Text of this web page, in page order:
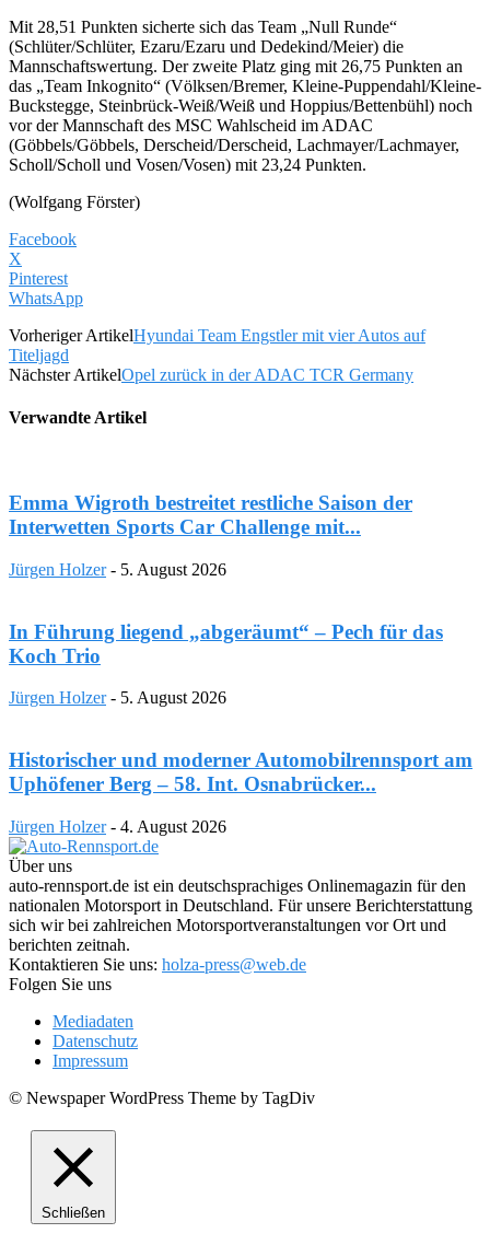
Mit 28,51 Punkten sicherte sich das Team „Null Runde“
(Schlüter/Schlüter, Ezaru/Ezaru und Dedekind/Meier) die
Mannschaftswertung. Der zweite Platz ging mit 26,75 Punkten an
das „Team Inkognito“ (Völksen/Bremer, Kleine-Puppendahl/Kleine-
Buckstegge, Steinbrück-Weiß/Weiß und Hoppius/Bettenbühl) noch
vor der Mannschaft des MSC Wahlscheid im ADAC
(Göbbels/Göbbels, Derscheid/Derscheid, Lachmayer/Lachmayer,
Scholl/Scholl und Vosen/Vosen) mit 23,24 Punkten.
(Wolfgang Förster)
Facebook
X
Pinterest
WhatsApp
Vorheriger ArtikelHyundai Team Engstler mit vier Autos auf
Titeljagd
Nächster ArtikelOpel zurück in der ADAC TCR Germany
Verwandte Artikel
Emma Wigroth bestreitet restliche Saison der
Interwetten Sports Car Challenge mit...
Jürgen Holzer - 5. August 2026
In Führung liegend „abgeräumt“ – Pech für das
Koch Trio
Jürgen Holzer - 5. August 2026
Historischer und moderner Automobilrennsport am
Uphöfener Berg – 58. Int. Osnabrücker...
Jürgen Holzer - 4. August 2026
Über uns
auto-rennsport.de ist ein deutschsprachiges Onlinemagazin für den
nationalen Motorsport in Deutschland. Für unsere Berichterstattung
sich wir bei zahlreichen Motorsportveranstaltungen vor Ort und
berichten zeitnah.
Kontaktieren Sie uns: holza-press@web.de
Folgen Sie uns
Mediadaten
Datenschutz
Impressum
© Newspaper WordPress Theme by TagDiv
Schließen